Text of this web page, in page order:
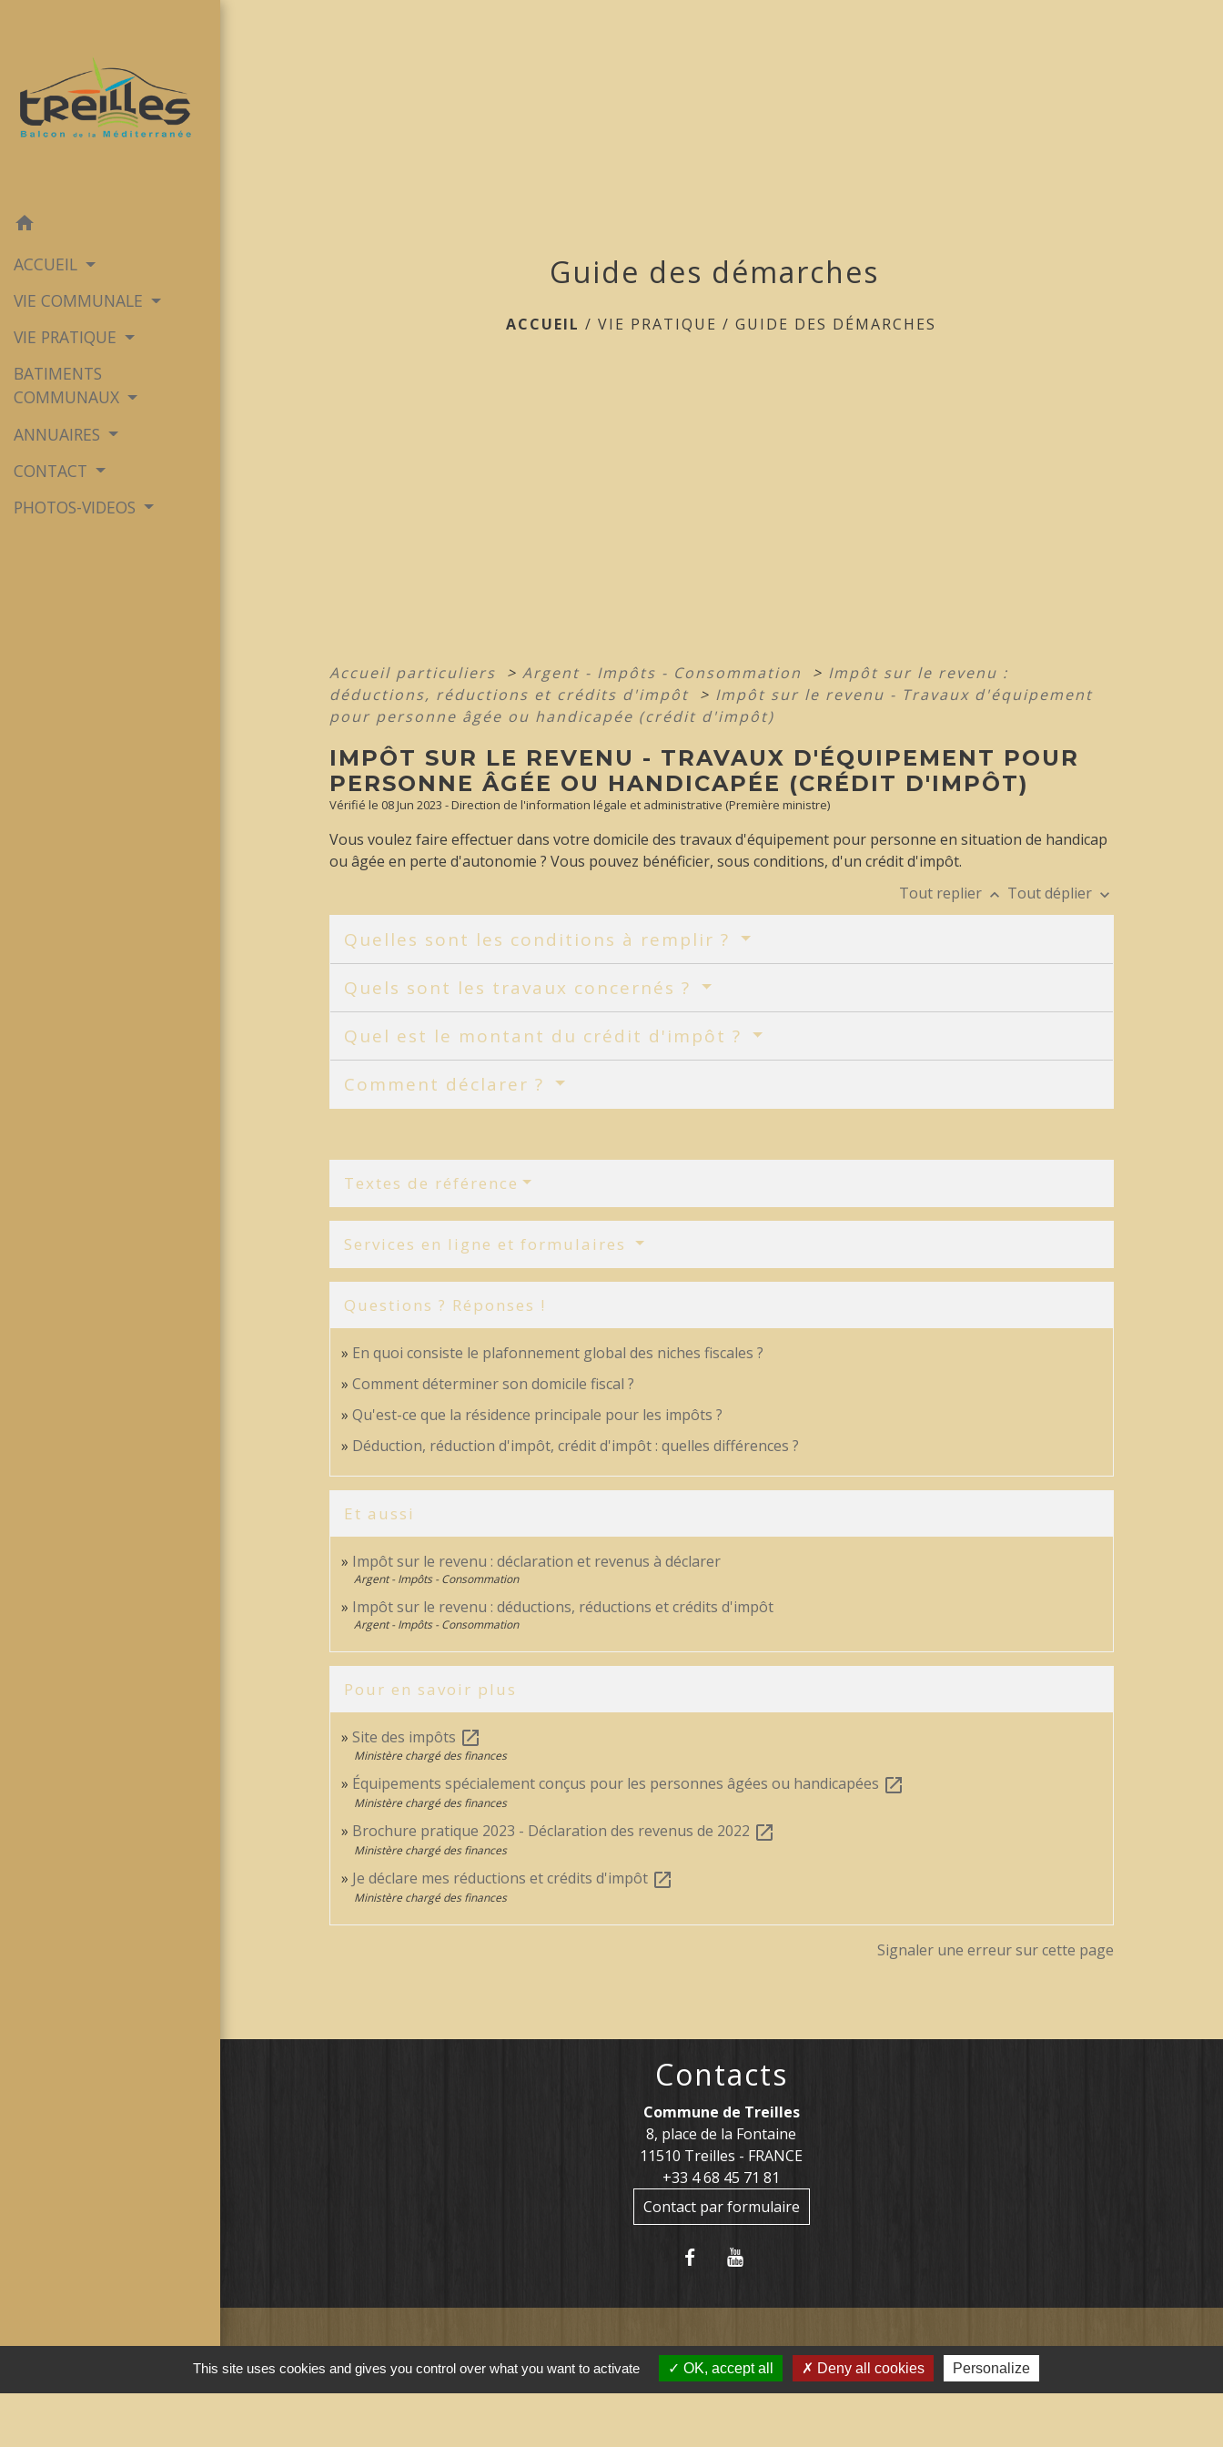
home
ACCUEIL
VIE COMMUNALE
VIE PRATIQUE
BATIMENTS
COMMUNAUX
ANNUAIRES
CONTACT
PHOTOS-VIDEOS
Guide des démarches
ACCUEIL /VIE PRATIQUE /GUIDE DES DÉMARCHES
Accueil particuliers > Argent - Impôts - Consommation > Impôt sur le revenu :
déductions, réductions et crédits d'impôt > Impôt sur le revenu - Travaux d'équipement
pour personne âgée ou handicapée (crédit d'impôt)
IMPÔT SUR LE REVENU - TRAVAUX D'ÉQUIPEMENT POUR
PERSONNE ÂGÉE OU HANDICAPÉE (CRÉDIT D'IMPÔT)
Vérifié le 08 Jun 2023 - Direction de l'information légale et administrative (Première ministre)
Vous voulez faire effectuer dans votre domicile des travaux d'équipement pour personne en situation de handicap
ou âgée en perte d'autonomie ? Vous pouvez bénéficier, sous conditions, d'un crédit d'impôt.
Tout replier keyboard_arrow_up Tout déplier keyboard_arrow_down
Quelles sont les conditions à remplir ?
Quels sont les travaux concernés ?
Quel est le montant du crédit d'impôt ?
Comment déclarer ?
Textes de référence
Services en ligne et formulaires
Questions ? Réponses !
En quoi consiste le plafonnement global des niches fiscales ?
Comment déterminer son domicile fiscal ?
Qu'est-ce que la résidence principale pour les impôts ?
Déduction, réduction d'impôt, crédit d'impôt : quelles différences ?
Et aussi
Impôt sur le revenu : déclaration et revenus à déclarer
Argent - Impôts - Consommation
Impôt sur le revenu : déductions, réductions et crédits d'impôt
Argent - Impôts - Consommation
Pour en savoir plus
Site des impôts open_in_new
Ministère chargé des finances
Équipements spécialement conçus pour les personnes âgées ou handicapées open_in_new
Ministère chargé des finances
Brochure pratique 2023 - Déclaration des revenus de 2022 open_in_new
Ministère chargé des finances
Je déclare mes réductions et crédits d'impôt open_in_new
Ministère chargé des finances
Signaler une erreur sur cette page
Contacts
Commune de Treilles
8, place de la Fontaine
11510 Treilles - FRANCE
+33 4 68 45 71 81
Contact par formulaire
Liens utiles
This site uses cookies and gives you control over what you want to activate OK, accept all Deny all cookies Personalize